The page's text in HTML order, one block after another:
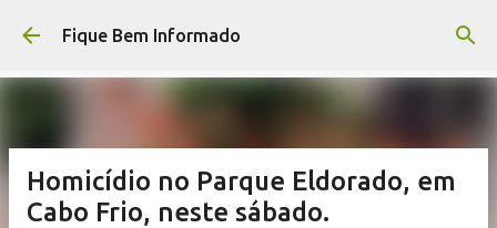
Pular para o conteúdo principal
Fique Bem Informado
Homicídio no Parque Eldorado, em
Cabo Frio, neste sábado.